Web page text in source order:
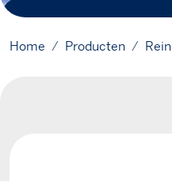
Home Producten